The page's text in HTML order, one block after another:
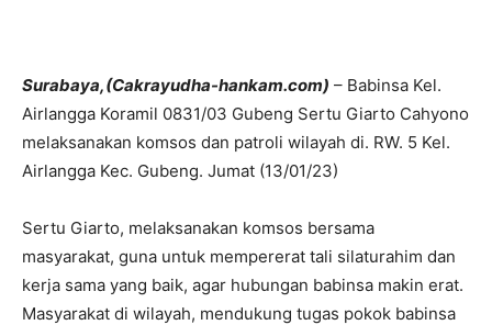
Surabaya,(Cakrayudha-hankam.com) – Babinsa Kel.
Airlangga Koramil 0831/03 Gubeng Sertu Giarto Cahyono
melaksanakan komsos dan patroli wilayah di. RW. 5 Kel.
Airlangga Kec. Gubeng. Jumat (13/01/23)
Sertu Giarto, melaksanakan komsos bersama
masyarakat, guna untuk mempererat tali silaturahim dan
kerja sama yang baik, agar hubungan babinsa makin erat.
Masyarakat di wilayah, mendukung tugas pokok babinsa